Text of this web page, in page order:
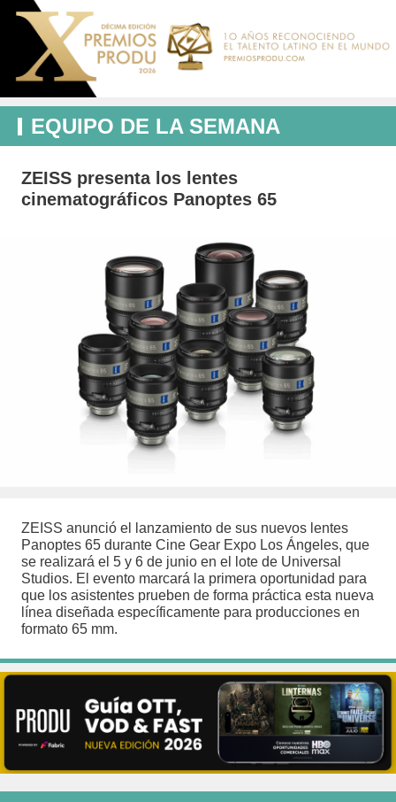
EQUIPO DE LA SEMANA
ZEISS presenta los lentes
cinematográficos Panoptes 65
ZEISS anunció el lanzamiento de sus nuevos lentes
Panoptes 65 durante Cine Gear Expo Los Ángeles, que
se realizará el 5 y 6 de junio en el lote de Universal
Studios. El evento marcará la primera oportunidad para
que los asistentes prueben de forma práctica esta nueva
línea diseñada específicamente para producciones en
formato 65 mm.